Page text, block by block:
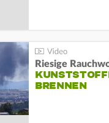
Riesige
BRENNEN